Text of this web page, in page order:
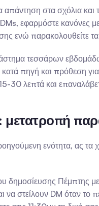
στα σχόλια
εφαρμόστε
ενώ παρακολουθείτε
τεσσάρων
πηγή και πρόθεση
λεπτά και
ενότητα, ας τα
Πέμπτης
στείλουν DM όταν το